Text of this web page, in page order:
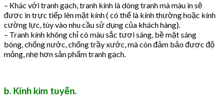
– Khác với tranh gạch, tranh kính là dòng tranh mà màu in sẽ
được in trực tiếp lên mặt kính ( có thể là kính thường hoặc kính
cường lực, tùy vào nhu cầu sử dụng của khách hàng).
– Tranh kính không chỉ có màu sắc tươi sáng, bề mặt sáng
bóng, chống nước, chống trầy xước, mà còn đảm bảo được độ
mỏng, nhẹ hơn sản phẩm tranh gạch.
b. Kính kim tuyến.